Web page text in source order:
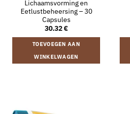
Lichaamsvorming en
Eetlustbeheersing – 30
Capsules
30.32€
TOEVOEGEN AAN
WINKELWAGEN